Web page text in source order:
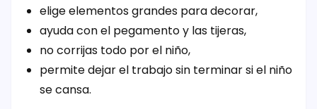
elige elementos grandes para decorar,
ayuda con el pegamento y las tijeras,
no corrijas todo por el niño,
permite dejar el trabajo sin terminar si el niño
se cansa.